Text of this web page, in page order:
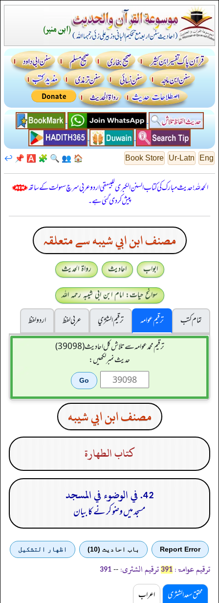
Eng
Ur-Latn
Book Store
🏠
👥
🔍
🧩
🅰️
📌
↩️
الحمدللہ! حدیث مبارک کی کتاب السنن الكبرى للبيهقي اردو عربی سرچ سہولت کے ساتھ
پیش کر دی گئی ہے۔
مصنف ابن ابي شيبه سے متعلقہ
ابواب احادیث
رواۃ الحدیث
سوانح حیات: امام ابن ابی شیبہ رحمہ اللہ
تمام کتب
ترقیم عوامہ ترقيم الشژي عربی لفظ
اردو لفظ
ترقیم محمدعوامہ سے تلاش کل احادیث (39098)
حدیث نمبر لکھیں:
مصنف ابن ابي شيبه
كتاب الطهارة
42. في الوضوء في المسجد
مسجد میں وضو کر نے کا بیان
Report Error باب احادیث (10) اظهار التشكيل
ترقیم عوامۃ: 391 ترقیم الشثری: --
391
محقق سعد الشثری اعراب